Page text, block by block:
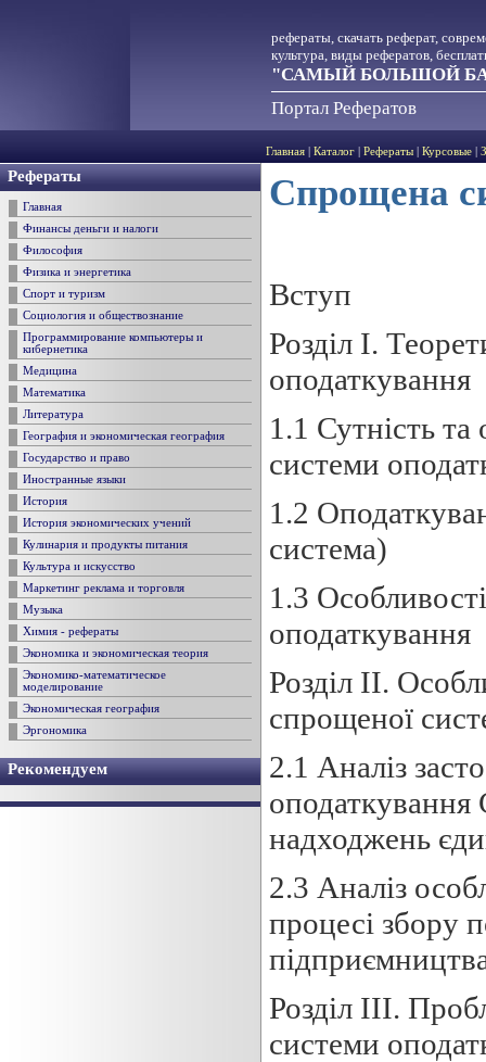
рефераты, скачать реферат,
культура, виды рефератов,
"САМЫЙ БОЛЬШОЙ
Портал Рефератов
Главная Каталог Рефераты Курсовые
Рефераты
Главная
Финансы деньги и налоги
Философия
Физика и энергетика
Спорт и туризм
Социология и обществознание
Программирование компьютеры и
кибернетика
Медицина
Математика
Литература
География и экономическая география
Государство и право
Иностранные языки
История
История экономических учений
Кулинария и продукты питания
Культура и искусство
Маркетинг реклама и торговля
Музыка
Химия - рефераты
Экономика и экономическая теория
Экономико-математическое
моделирование
Экономическая география
Эргономика
Рекомендуем
Спрощена
Вступ
Розділ І.
оподаткування
1.1 Сутність
системи
1.2
система)
1.3
оподаткування
Розділ ІІ.
спрощеної
2.1 Аналіз
надходжень
2.3 Аналіз
процесі збору
Розділ ІІІ.
системи